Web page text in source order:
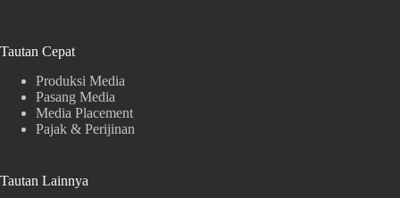
Tautan Cepat
Produksi Media
Pasang Media
Media Placement
Pajak & Perijinan
Tautan Lainnya